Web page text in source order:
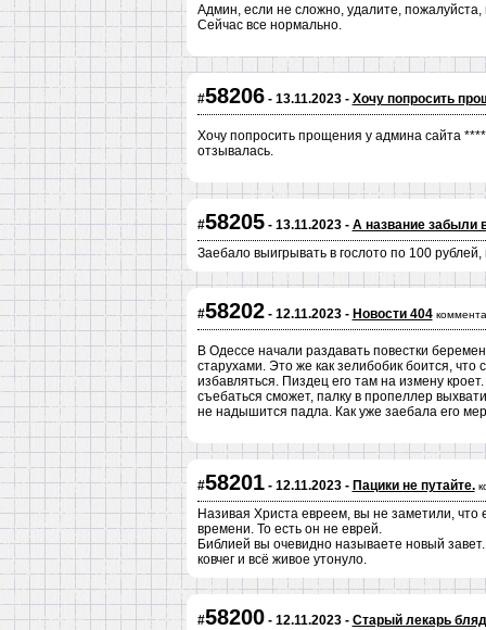
Админ, если не сложно, удалите,
Сейчас все нормально.
#58206- 13.11.2023 - Хочу попросить
Хочу попросить прощения у админа сайта
отзывалась.
#58205- 13.11.2023 - А название забыли
Заебало выигрывать в гослото по 100
#58202- 12.11.2023 - Новости 404
В Одессе начали раздавать повестки
старухами. Это же как зелибобик боится,
избавляться. Пиздец его там на измену
съебаться сможет, палку в пропеллер
не надышится падла. Как уже заебала его
#58201- 12.11.2023 - Пацики не путайте.
Називая Христа евреем, вы не заметили, что
времени. То есть он не еврей.
Библией вы очевидно называете новый
ковчег и всё живое утонуло.
#58200- 12.11.2023 - Старый лекарь